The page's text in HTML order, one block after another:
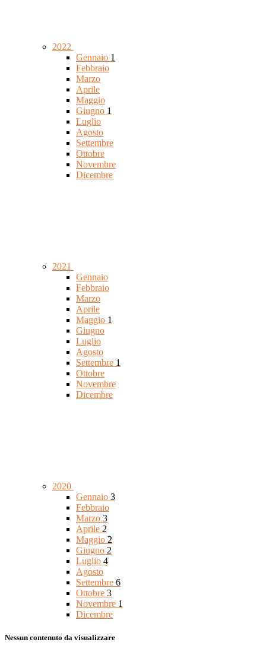
2022
Gennaio 1
Febbraio
Marzo
Aprile
Maggio
Giugno 1
Luglio
Agosto
Settembre
Ottobre
Novembre
Dicembre
2021
Gennaio
Febbraio
Marzo
Aprile
Maggio 1
Giugno
Luglio
Agosto
Settembre 1
Ottobre
Novembre
Dicembre
2020
Gennaio 3
Febbraio
Marzo 3
Aprile 2
Maggio 2
Giugno 2
Luglio 4
Agosto
Settembre 6
Ottobre 3
Novembre 1
Dicembre
Nessun contenuto da visualizzare